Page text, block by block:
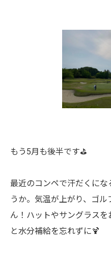
もう5月も後半です⛳️
最近のコンペで汗だくに
うか。気温が上がり、ゴ
ん！ハットやサングラス
と水分補給を忘れずに🍹